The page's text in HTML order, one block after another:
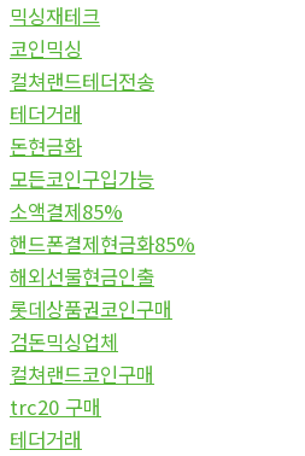
믹싱재테크
코인믹싱
컬쳐랜드테더전송
테더거래
돈현금화
모든코인구입가능
소액결제85%
핸드폰결제현금화85%
해외선물현금인출
롯데상품권코인구매
검돈믹싱업체
컬쳐랜드코인구매
trc20 구매
테더거래